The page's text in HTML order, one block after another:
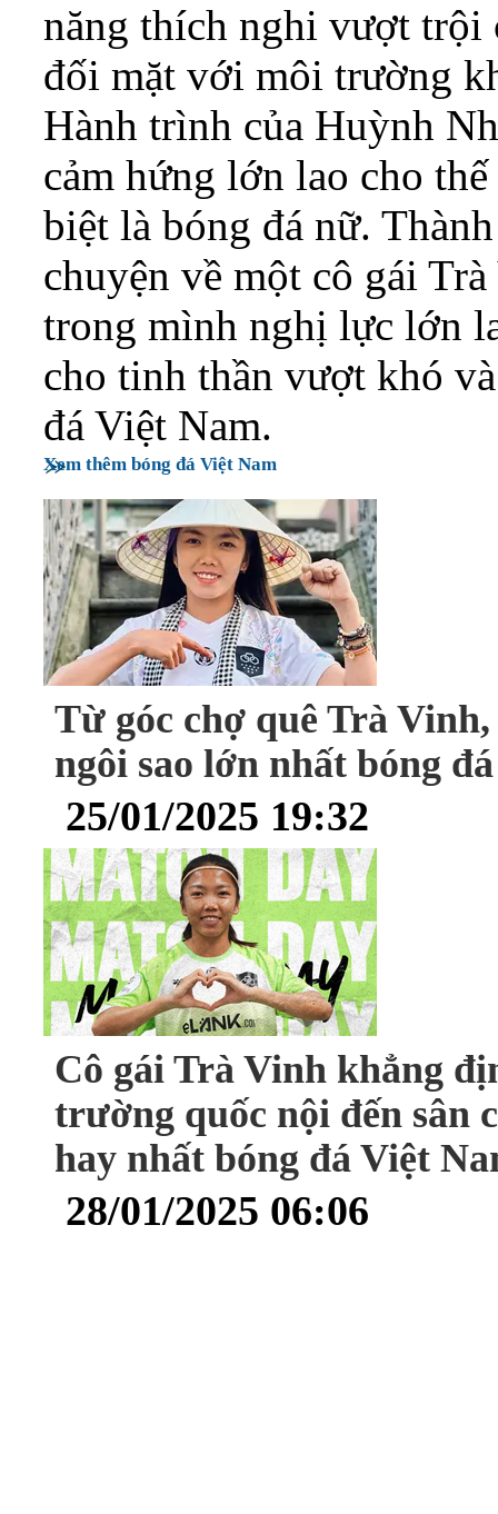
năng thích nghi vượt trội
đối mặt với môi trường
Hành trình của Huỳnh
cảm hứng lớn lao cho
biệt là bóng đá nữ.
chuyện về một cô gái
trong mình nghị lực lớn
cho tinh thần vượt khó
đá Việt Nam.
Xem thêm bóng đá Việt Nam
Từ góc chợ quê Trà
ngôi sao lớn nhất bóng
25/01/2025 19:32
Cô gái Trà Vinh khẳng
trường quốc nội đến sân
hay nhất bóng đá Việt
28/01/2025 06:06